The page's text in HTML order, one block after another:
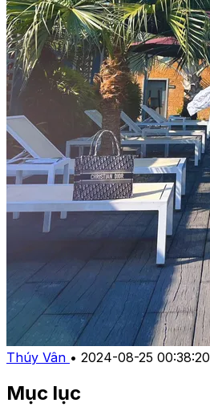
Thúy Vân • 2024-08-25 00:38:20
Mục lục